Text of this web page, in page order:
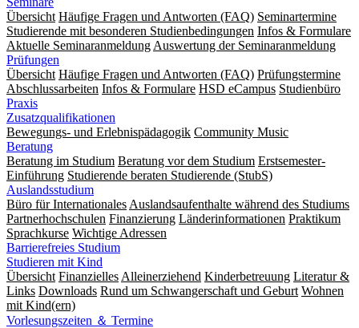
Übersicht Häufige Fragen und Antworten (FAQ) Seminartermine
Studierende mit besonderen Studienbedingungen Infos & Formulare
Aktuelle Seminaranmeldung Auswertung der Seminaranmeldung
Prüfungen
Übersicht Häufige Fragen und Antworten (FAQ) Prüfungstermine
Abschlussarbeiten Infos & Formulare HSD eCampus Studienbüro
Praxis
Zusatzqualifikationen
Bewegungs- und Erlebnispädagogik Community Music
Beratung
Beratung im Studium Beratung vor dem Studium Erstsemester-
Einführung Studierende beraten Studierende (StubS)
Auslandsstudium
Büro für Internationales Auslandsaufenthalte während des Studiums
Partnerhochschulen Finanzierung Länderinformationen Praktikum
Sprachkurse Wichtige Adressen
Barrierefreies Studium
Studieren mit Kind
Übersicht Finanzielles Alleinerziehend Kinderbetreuung Literatur &
Links Downloads Rund um Schwangerschaft und Geburt Wohnen
mit Kind(ern)
Vorlesungszeiten ＆ Termine